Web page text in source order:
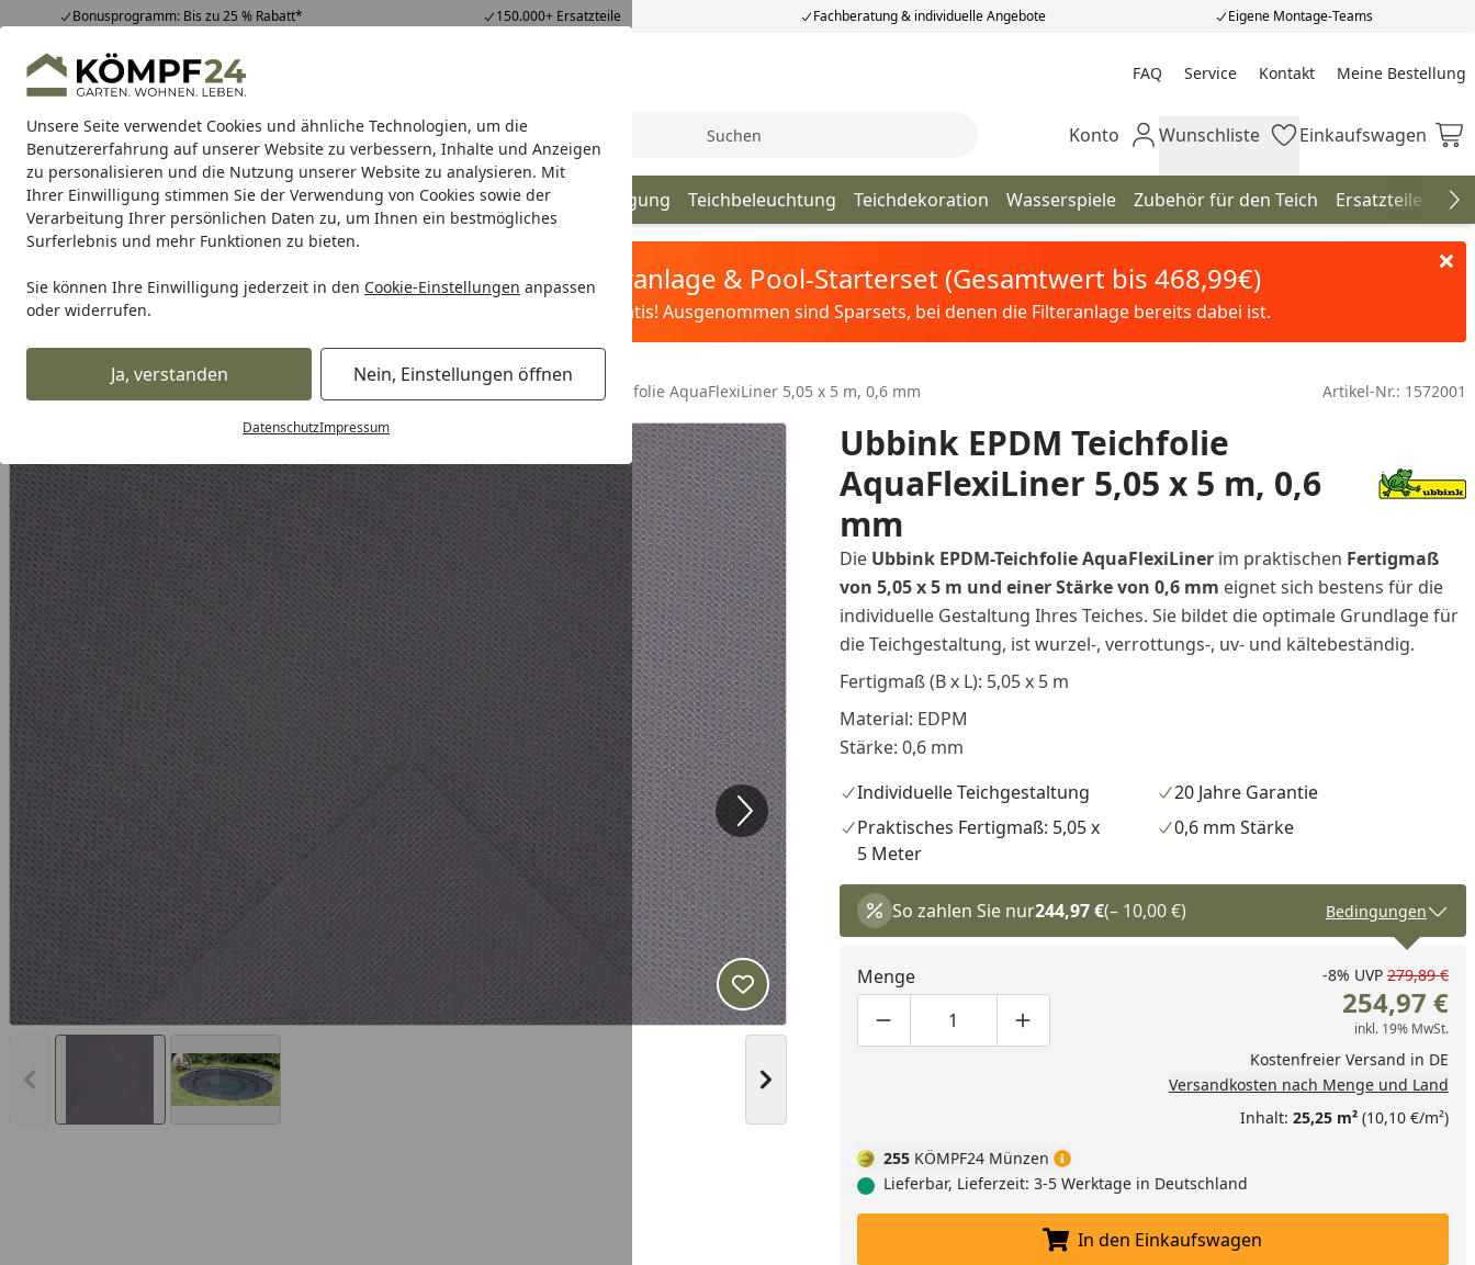
Unsere Seite verwendet Cookies und ähnliche Technologien, um die
Benutzererfahrung auf unserer Website zu verbessern, Inhalte und Anzeigen
zu personalisieren und die Nutzung unserer Website zu analysieren. Mit
Ihrer Einwilligung stimmen Sie der Verwendung von Cookies sowie der
Verarbeitung Ihrer persönlichen Daten zu, um Ihnen ein bestmögliches
Surferlebnis und mehr Funktionen zu bieten.
Sie können Ihre Einwilligung jederzeit in den Cookie-Einstellungen anpassen
oder widerrufen.
Ja, verstanden Nein, Einstellungen öffnen
DatenschutzImpressum
Bonusprogramm: Bis zu 25 % Rabatt* 150.000+ Ersatzteile Fachberatung & individuelle Angebote Eigene Montage-Teams
Hotline07051 / 9 22 22
Mo-Fr. 8-16 Uhr 25.958 Bewertungen FAQ Service Kontakt Meine Bestellung
Meine Bestellung
Alle Produkte
Alle ProdukteHighlights Tipps & Tricks Suche Mein Konto
Konto Wunschliste
Wunschliste Einkaufswagen
Einkaufswagen
Teich Teichbau Teichfilter Teichpumpe Teichpflege & Teichreinigung Teichbeleuchtung Teichdekoration Wasserspiele Zubehör für den Teich Ersatzteile
Karibu Pools inkl. gratis Sandfilteranlage & Pool-Starterset (Gesamtwert bis 468,99€)
Dein Traumpool im Sorglos-Paket: Filter&Pflege gratis! Ausgenommen sind Sparsets, bei denen die Filteranlage bereits dabei ist.
Teichbau Teichfolien & Teichvliese Ubbink EPDM Teichfolie AquaFlexiLiner 5,05 x 5 m, 0,6 mm Artikel-Nr.: 1572001
Vorheriges Bild anzeigen Nächstes Bild anzeigen
Produkt zur Wunschliste hinzufügen
Ubbink EPDM Teichfolie
AquaFlexiLiner 5,05 x 5 m, 0,6
mm
Die Ubbink EPDM-Teichfolie AquaFlexiLiner im praktischen Fertigmaß
von 5,05 x 5 m und einer Stärke von 0,6 mm eignet sich bestens für die
individuelle Gestaltung Ihres Teiches. Sie bildet die optimale Grundlage für
die Teichgestaltung, ist wurzel-, verrottungs-, uv- und kältebeständig.
Fertigmaß (B x L): 5,05 x 5 m
Material: EDPM
Stärke: 0,6 mm
Individuelle Teichgestaltung
20 Jahre Garantie
Praktisches Fertigmaß: 5,05 x
5 Meter
0,6 mm Stärke
So zahlen Sie nur244,97 €(– 10,00 €) Bedingungen
Menge
Produktmenge um eins verringern
Produktmenge manuell eingeben
Produktmenge um eins erhöhen
-8% UVP 279,89 €
254,97 €
inkl. 19% MwSt.
Kostenfreier Versand in DE
Versandkosten nach Menge und Land
Inhalt: 25,25 m²(10,10 €/m²)
255 KÖMPF24 Münzen
Lieferbar, Lieferzeit: 3-5 Werktage in Deutschland
In den Einkaufswagen legen
In den Einkaufswagen